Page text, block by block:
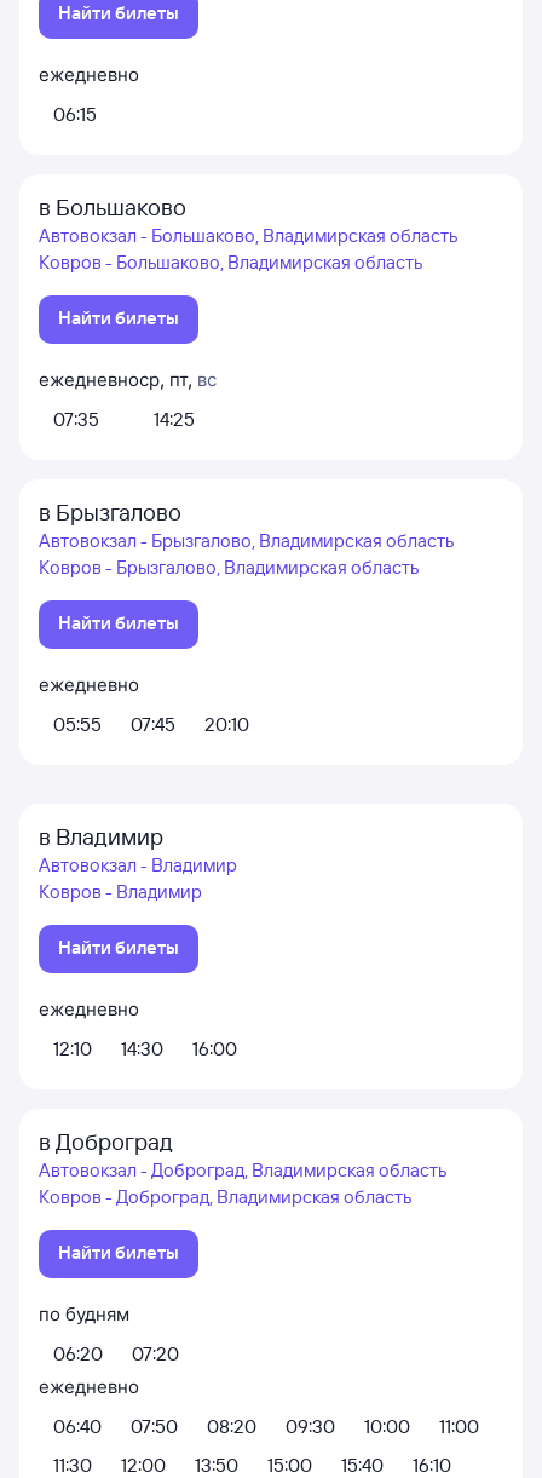
Найти билеты
ежедневно
06:15
в Большаково
Автовокзал - Большаково, Владимирская область
Ковров - Большаково, Владимирская область
Найти билеты
ежедневно
07:35
ср, пт, вс
14:25
в Брызгалово
Автовокзал - Брызгалово, Владимирская область
Ковров - Брызгалово, Владимирская область
Найти билеты
ежедневно
05:55
07:45 20:10
в Владимир
Автовокзал - Владимир
Ковров - Владимир
Найти билеты
ежедневно
12:10
14:30 16:00
в Доброград
Автовокзал - Доброград, Владимирская область
Ковров - Доброград, Владимирская область
Найти билеты
по будням
06:20
07:20
ежедневно
06:40
07:50 08:20 09:30 10:00
11:00
11:30
12:00 13:50 15:00 15:40
16:10